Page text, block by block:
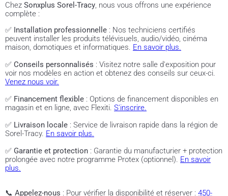
Chez Sonxplus Sorel-Tracy, nous vous offrons une expérience
complète :
✅ Installation professionnelle : Nos techniciens certifiés
peuvent installer les produits télévisuels, audio/vidéo, cinéma
maison, domotiques et informatiques. En savoir plus.
✅ Conseils personnalisés : Visitez notre salle d'exposition pour
voir nos modèles en action et obtenez des conseils sur ceux-ci.
Venez nous voir.
✅ Financement flexible : Options de financement disponibles en
magasin et en ligne, avec Flexiti. S'inscrire.
✅ Livraison locale : Service de livraison rapide dans la région de
Sorel-Tracy. En savoir plus.
✅ Garantie et protection : Garantie du manufacturier + protection
prolongée avec notre programme Protex (optionnel). En savoir
plus.
📞 Appelez-nous : Pour vérifier la disponibilité et réserver : 450-